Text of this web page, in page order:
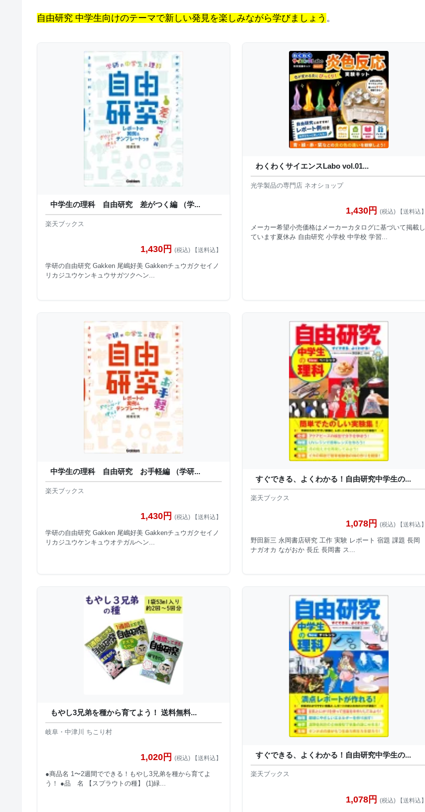
自由研究 中学生向けのテーマで新しい発見を楽しみながら学びましょう 。
中学生の理科 自由研究 差がつく編 （学...
楽天ブックス
1,430円 (税込) 【送料込】
学研の自由研究 Gakken 尾嶋好美 Gakkenチュウガクセイノ
リカジユウケンキュウサガツクヘン...
わくわくサイエンスLabo vol.01...
光学製品の専門店 ネオショップ
1,430円 (税込) 【送料込】
メーカー希望小売価格はメーカーカタログに基づいて掲載し
ています夏休み 自由研究 小学校 中学校 学習...
中学生の理科 自由研究 お手軽編 （学研...
楽天ブックス
1,430円 (税込) 【送料込】
学研の自由研究 Gakken 尾嶋好美 Gakkenチュウガクセイノ
リカジユウケンキュウオテガルヘン...
すぐできる、よくわかる！自由研究中学生の...
楽天ブックス
1,078円 (税込) 【送料込】
野田新三 永岡書店研究 工作 実験 レポート 宿題 課題 長岡
ナガオカ ながおか 長丘 長岡書 ス...
もやし3兄弟を種から育てよう！ 送料無料...
岐阜・中津川 ちこり村
1,020円 (税込) 【送料込】
●商品名 1〜2週間でできる！もやし3兄弟を種から育てよ
う！ ●品 名 【スプラウトの種】 (1)緑...
すぐできる、よくわかる！自由研究中学生の...
楽天ブックス
1,078円 (税込) 【送料込】